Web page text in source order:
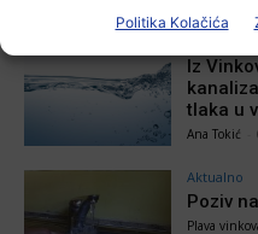
Politika Kolačića
Iz
tlaka u
Ana Tokić
Aktualno
Poziv
Plava